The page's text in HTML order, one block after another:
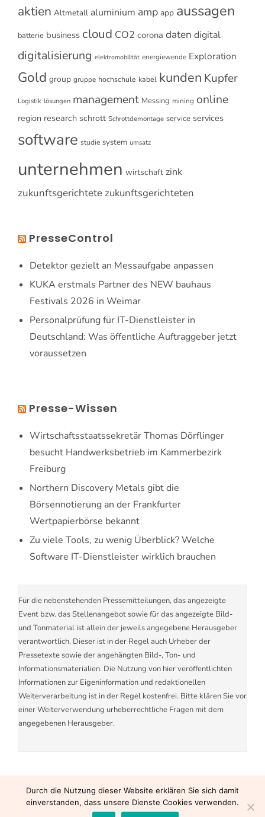
aktien Altmetall aluminium amp app aussagen
batterie business cloud CO2 corona daten digital
digitalisierung elektromobilität energiewende Exploration
Gold group gruppe hochschule kabel kunden Kupfer
Logistik lösungen management Messing mining online
region research schrott Schrottdemontage service services
software studie system umsatz
unternehmen wirtschaft zink
zukunftsgerichtete zukunftsgerichteten
PresseControl
Detektor gezielt an Messaufgabe anpassen
KUKA erstmals Partner des NEW bauhaus
Festivals 2026 in Weimar
Personalprüfung für IT-Dienstleister in
Deutschland: Was öffentliche Auftraggeber jetzt
voraussetzen
Presse-Wissen
Wirtschaftsstaatssekretär Thomas Dörflinger
besucht Handwerksbetrieb im Kammerbezirk
Freiburg
Northern Discovery Metals gibt die
Börsennotierung an der Frankfurter
Wertpapierbörse bekannt
Zu viele Tools, zu wenig Überblick? Welche
Software IT-Dienstleister wirklich brauchen
Für die nebenstehenden Pressemitteilungen, das angezeigte
Event bzw. das Stellenangebot sowie für das angezeigte Bild-
und Tonmaterial ist allein der jeweils angegebene Herausgeber
verantwortlich. Dieser ist in der Regel auch Urheber der
Pressetexte sowie der angehängten Bild-, Ton- und
Informationsmaterialien. Die Nutzung von hier veröffentlichten
Informationen zur Eigeninformation und redaktionellen
Weiterverarbeitung ist in der Regel kostenfrei. Bitte klären Sie vor
einer Weiterverwendung urheberrechtliche Fragen mit dem
angegebenen Herausgeber.
Durch die Nutzung dieser Website erklären Sie sich damit
einverstanden, dass unsere Dienste Cookies verwenden.